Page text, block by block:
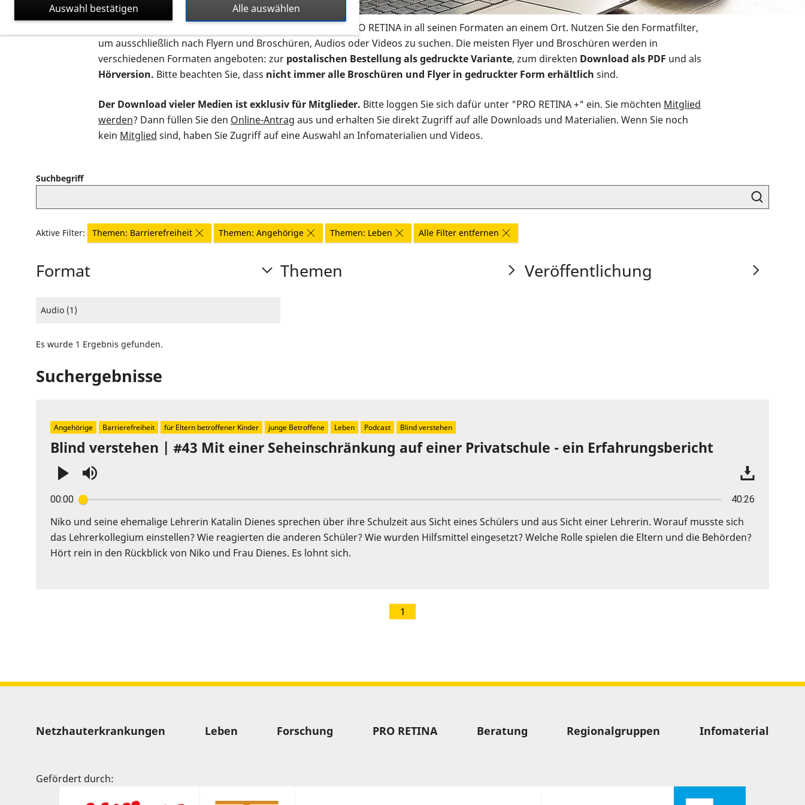
Auf dieser Seite finden Sie sämtliches Infomaterial der PRO RETINA in all seinen Formaten an einem Ort. Nutzen Sie den Formatfilter,
um ausschließlich nach Flyern und Broschüren, Audios oder Videos zu suchen. Die meisten Flyer und Broschüren werden in
verschiedenen Formaten angeboten: zur postalischen Bestellung als gedruckte Variante, zum direkten Download als PDF und als
Hörversion. Bitte beachten Sie, dass nicht immer alle Broschüren und Flyer in gedruckter Form erhältlich sind.
Der Download vieler Medien ist exklusiv für Mitglieder. Bitte loggen Sie sich dafür unter "PRO RETINA +" ein. Sie möchten Mitglied
werden? Dann füllen Sie den Online-Antrag aus und erhalten Sie direkt Zugriff auf alle Downloads und Materialien. Wenn Sie noch
kein Mitglied sind, haben Sie Zugriff auf eine Auswahl an Infomaterialien und Videos.
Suchbegriff
Aktive Filter: Themen: Barrierefreiheit Themen: Angehörige Themen: Leben Alle Filter entfernen
Format
Audio (1)
Themen Veröffentlichung
Es wurde 1 Ergebnis gefunden.
Suchergebnisse
Blind verstehen | #43 Mit einer Seheinschränkung auf einer Privatschule - ein Erfahrungsbericht
00:00 40:26
Enter
or
Space
to
Niko und seine ehemalige Lehrerin Katalin Dienes sprechen über ihre Schulzeit aus Sicht eines Schülers und aus Sicht einer Lehrerin. Worauf musste sich
das Lehrerkollegium einstellen? Wie reagierten die anderen Schüler? Wie wurden Hilfsmittel eingesetzt? Welche Rolle spielen die Eltern und die Behörden?
Hört rein in den Rückblick von Niko und Frau Dienes. Es lohnt sich.
Angehörige Barrierefreiheit für Eltern betroffener Kinder junge Betroffene Leben Podcast Blind verstehen
1
Sitemap
Netzhauterkrankungen Leben Forschung PRO RETINA Beratung Regionalgruppen Infomaterial
Gefördert durch:
Alle auswählen
Auswahl bestätigen